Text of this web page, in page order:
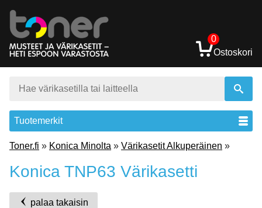
0
Ostoskori
Tuotemerkit
Toner.fi » Konica Minolta » Värikasetit Alkuperäinen »
Konica TNP63 Värikasetti
palaa takaisin